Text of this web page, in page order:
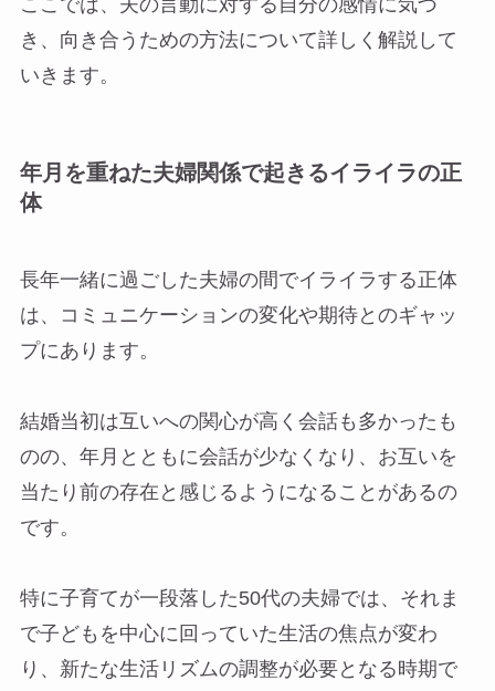
き、向き合うための方法について詳しく解説して
いきます。
年月を重ねた夫婦関係で起きるイライラの正
体
長年一緒に過ごした夫婦の間でイライラする正体
は、コミュニケーションの変化や期待とのギャッ
プにあります。
結婚当初は互いへの関心が高く会話も多かったも
のの、年月とともに会話が少なくなり、お互いを
当たり前の存在と感じるようになることがあるの
です。
特に子育てが一段落した50代の夫婦では、それま
で子どもを中心に回っていた生活の焦点が変わ
り、新たな生活リズムの調整が必要となる時期で